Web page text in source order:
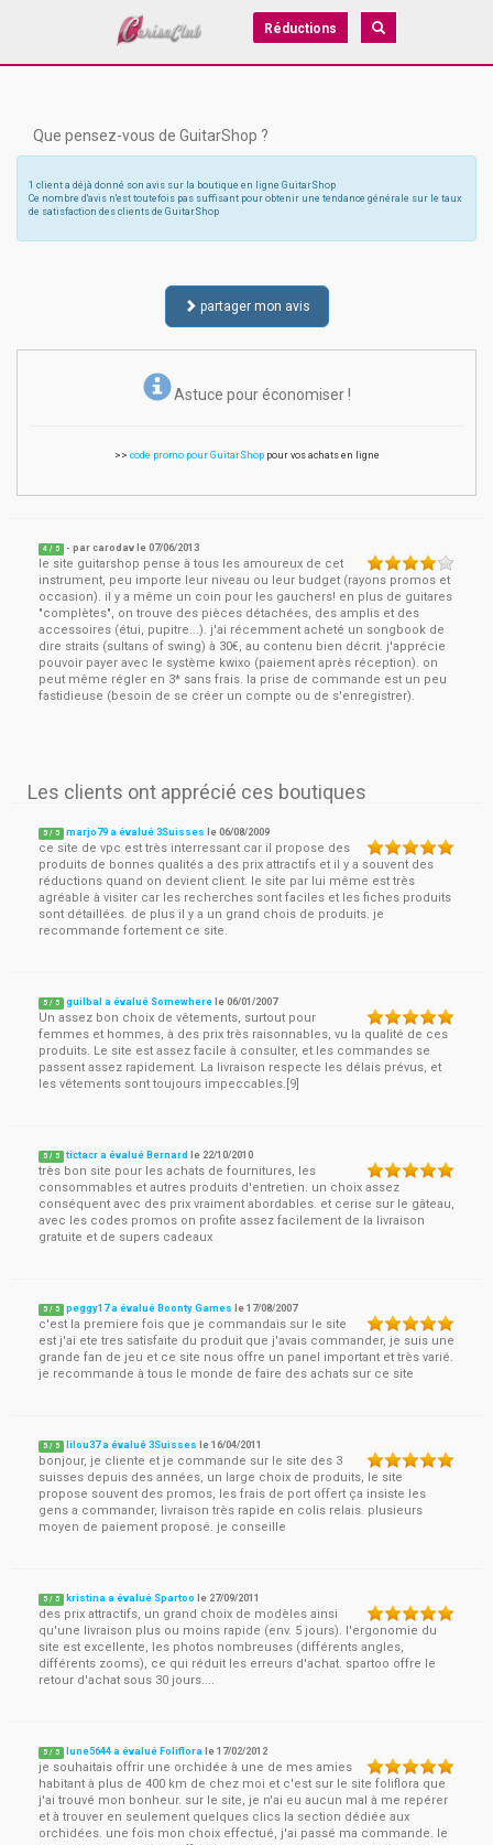
Réductions
Que pensez-vous de GuitarShop ?
1 client a déjà donné son avis sur la boutique en ligne GuitarShop
Ce nombre d'avis n'est toutefois pas suffisant pour obtenir une tendance générale sur le taux
de satisfaction des clients de GuitarShop
partager mon avis
Astuce pour économiser !
>> code promo pour GuitarShoppour vos achats en ligne
4 / 5 - parcarodav le07/06/2013
le site guitarshop pense à tous les amoureux de cet
instrument, peu importe leur niveau ou leur budget (rayons promos et
occasion). il y a même un coin pour les gauchers! en plus de guitares
"complètes", on trouve des pièces détachées, des amplis et des
accessoires (étui, pupitre...). j'ai récemment acheté un songbook de
dire straits (sultans of swing) à 30€, au contenu bien décrit. j'apprécie
pouvoir payer avec le système kwixo (paiement après réception). on
peut même régler en 3* sans frais. la prise de commande est un peu
fastidieuse (besoin de se créer un compte ou de s'enregistrer).
Les clients ont apprécié ces boutiques
5 / 5 marjo79 a évalué 3Suisses le06/08/2009
ce site de vpc est très interressant car il propose des
produits de bonnes qualités a des prix attractifs et il y a souvent des
réductions quand on devient client. le site par lui même est très
agréable à visiter car les recherches sont faciles et les fiches produits
sont détaillées. de plus il y a un grand chois de produits. je
recommande fortement ce site.
5 / 5 guilbal a évalué Somewhere le06/01/2007
Un assez bon choix de vêtements, surtout pour
femmes et hommes, à des prix très raisonnables, vu la qualité de ces
produits. Le site est assez facile à consulter, et les commandes se
passent assez rapidement. La livraison respecte les délais prévus, et
les vêtements sont toujours impeccables.[9]
5 / 5 tictacr a évalué Bernard le 22/10/2010
très bon site pour les achats de fournitures, les
consommables et autres produits d'entretien. un choix assez
conséquent avec des prix vraiment abordables. et cerise sur le gâteau,
avec les codes promos on profite assez facilement de la livraison
gratuite et de supers cadeaux
5 / 5 peggy17 a évalué Boonty Games le17/08/2007
c'est la premiere fois que je commandais sur le site
est j'ai ete tres satisfaite du produit que j'avais commander, je suis une
grande fan de jeu et ce site nous offre un panel important et très varié.
je recommande à tous le monde de faire des achats sur ce site
5 / 5 lilou37 a évalué 3Suisses le16/04/2011
bonjour, je cliente et je commande sur le site des 3
suisses depuis des années, un large choix de produits, le site
propose souvent des promos, les frais de port offert ça insiste les
gens a commander, livraison très rapide en colis relais. plusieurs
moyen de paiement proposé. je conseille
5 / 5 kristina a évalué Spartoo le 27/09/2011
des prix attractifs, un grand choix de modèles ainsi
qu'une livraison plus ou moins rapide (env. 5 jours). l'ergonomie du
site est excellente, les photos nombreuses (différents angles,
différents zooms), ce qui réduit les erreurs d'achat. spartoo offre le
retour d'achat sous 30 jours....
5 / 5 lune5644 a évalué Foliflora le17/02/2012
je souhaitais offrir une orchidée à une de mes amies
habitant à plus de 400 km de chez moi et c'est sur le site foliflora que
j'ai trouvé mon bonheur. sur le site, je n'ai eu aucun mal à me repérer
et à trouver en seulement quelques clics la section dédiée aux
orchidées. une fois mon choix effectué, j'ai passé ma commande. le